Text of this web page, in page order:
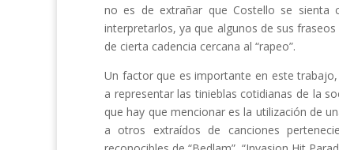
no es de extrañar que Costello se sienta
interpretarlos, ya que algunos de sus
de cierta cadencia cercana al “rapeo”.
Un factor que es importante en este
a representar las tinieblas cotidianas de la
que hay que mencionar es la utilización de
a otros extraídos de canciones